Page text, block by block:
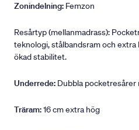
Zonindelning: Femzon
Resårtyp (mellanmadrass):
teknologi, stålbandsram och
ökad stabilitet.
Underrede: Dubbla
Träram:16 cm extra hög